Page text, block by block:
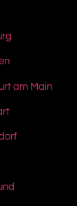
am Main